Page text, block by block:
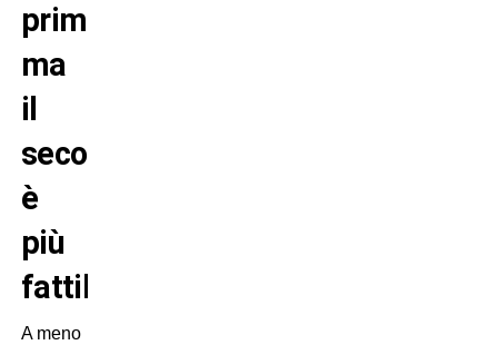
primo,
ma
il
secondo
è
più
fattibile
A meno